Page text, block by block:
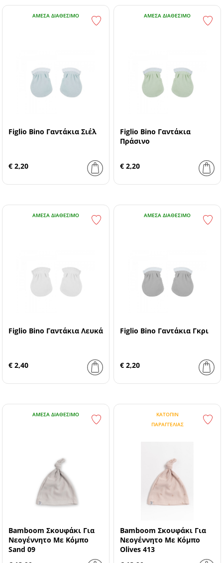
ΆΜΕΣΑ ΔΙΑΘΈΣΙΜΟ
Figlio Bino Γαντάκια Σιέλ
€ 2,20
ΆΜΕΣΑ ΔΙΑΘΈΣΙΜΟ
Figlio Bino Γαντάκια
Πράσινο
€ 2,20
ΆΜΕΣΑ ΔΙΑΘΈΣΙΜΟ
Figlio Bino Γαντάκια Λευκά
€ 2,40
ΆΜΕΣΑ ΔΙΑΘΈΣΙΜΟ
Figlio Bino Γαντάκια Γκρι
€ 2,20
ΆΜΕΣΑ ΔΙΑΘΈΣΙΜΟ
Bamboom Σκουφάκι Για
Νεογέννητο Με Κόμπο
Sand 09
ΚΑΤΌΠΙΝ
ΠΑΡΑΓΓΕΛΊΑΣ
Bamboom Σκουφάκι Για
Νεογέννητο Με Κόμπο
Olives 413